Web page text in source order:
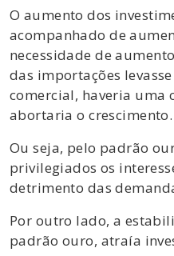
O aumento dos
acompanhado de
necessidade de
das importações
comercial, haveria uma
abortaria o crescimento.
Ou seja, pelo padrão
privilegiados os
detrimento das
Por outro lado, a
padrão ouro, atraía